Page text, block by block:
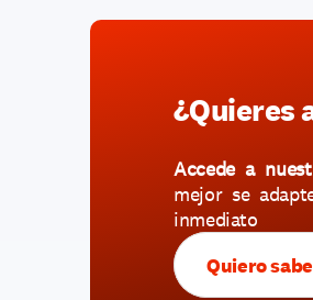
Accede a
mejor se
inmediato
¿Quieres
Quiero